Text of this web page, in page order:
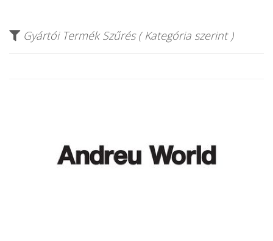
Gyártói Termék Szűrés ( Kategória szerint )